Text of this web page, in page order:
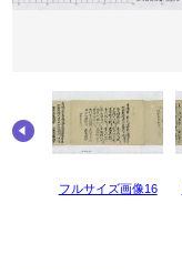
フルサイズ画像16